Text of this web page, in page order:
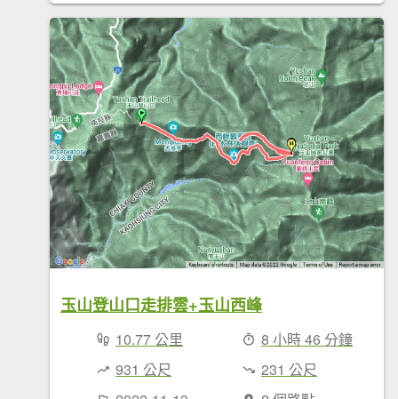
玉山登山口走排雲+玉山西峰
10.77 公里
8 小時 46 分鐘
931 公尺
231 公尺